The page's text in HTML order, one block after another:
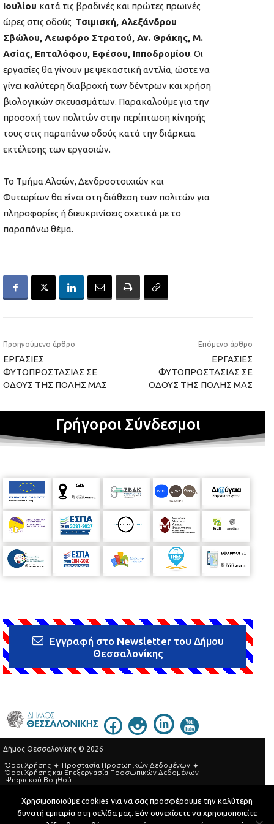
Ιουλίου κατά τις βραδινές και πρώτες πρωινές
ώρες στις οδούς Τσιμισκή, Αλεξάνδρου
Σβώλου, Λεωφόρο Στρατού, Αν. Θράκης, Μ.
Ασίας, Επταλόφου, Εφέσου, Ιπποδρομίου. Οι
εργασίες θα γίνουν με ψεκαστική αντλία, ώστε να
γίνει καλύτερη διαβροχή των δέντρων και χρήση
βιολογικών σκευασμάτων. Παρακαλούμε για την
προσοχή των πολιτών στην περίπτωση κίνησής
τους στις παραπάνω οδούς κατά την διάρκεια
εκτέλεσης των εργασιών.
Το Τμήμα Αλσών, Δενδροστοιχιών και
Φυτωρίων θα είναι στη διάθεση των πολιτών για
πληροφορίες ή διευκρινίσεις σχετικά με το
παραπάνω θέμα.
Προηγούμενο άρθρο
ΕΡΓΑΣΙΕΣ
ΦΥΤΟΠΡΟΣΤΑΣΙΑΣ ΣΕ
ΟΔΟΥΣ ΤΗΣ ΠΟΛΗΣ ΜΑΣ
Επόμενο άρθρο
ΕΡΓΑΣΙΕΣ
ΦΥΤΟΠΡΟΣΤΑΣΙΑΣ ΣΕ
ΟΔΟΥΣ ΤΗΣ ΠΟΛΗΣ ΜΑΣ
Γρήγοροι Σύνδεσμοι
Εγγραφή στο Newsletter του Δήμου
Θεσσαλονίκης
Δήμος Θεσσαλονίκης © 2026
Όροι Χρήσης
Προστασία Προσωπικών Δεδομένων
Όροι Xρήσης και Eπεξεργασία Προσωπικών Δεδομένων
Ψηφιακού Βοηθού
Τηλεφωνικός Κατάλογος
Developed by MyCompany Projects
Χρησιμοποιούμε cookies για να σας προσφέρουμε την καλύτερη
δυνατή εμπειρία στη σελίδα μας. Εάν συνεχίσετε να χρησιμοποιείτε